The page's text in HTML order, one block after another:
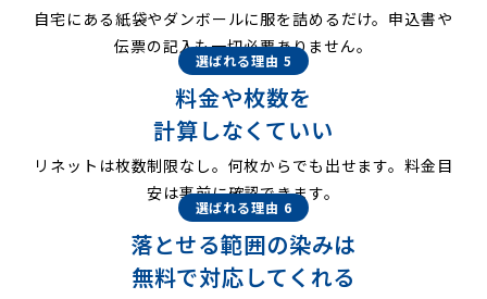
自宅にある紙袋やダンボールに服を詰めるだけ。申込書や
伝票の記入も一切必要ありません。
選ばれる理由 5
料金や枚数を
計算しなくていい
リネットは枚数制限なし。何枚からでも出せます。料金目
安は事前に確認できます。
選ばれる理由 6
落とせる範囲の染みは
無料で対応してくれる